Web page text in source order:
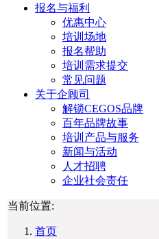
报名与福利
优惠中心
培训场地
报名帮助
培训需求提交
常见问题
关于企顾司
解锁CEGOS品牌
百年品牌故事
培训产品与服务
新闻与活动
人才招聘
企业社会责任
当前位置:
首页